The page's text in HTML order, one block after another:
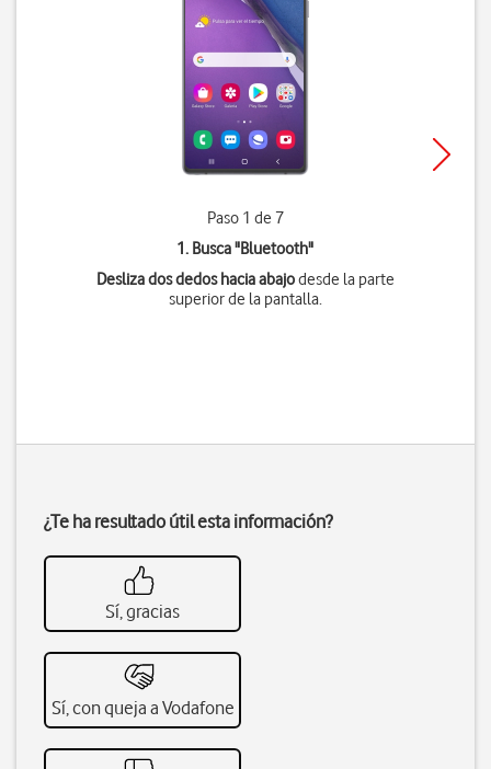
Paso 1 de 7
1. Busca "Bluetooth"
Desliza dos dedos hacia abajodesde la parte
superior de la pantalla.
¿Te ha resultado útil esta información?
Sí, gracias
Sí, con queja a Vodafone